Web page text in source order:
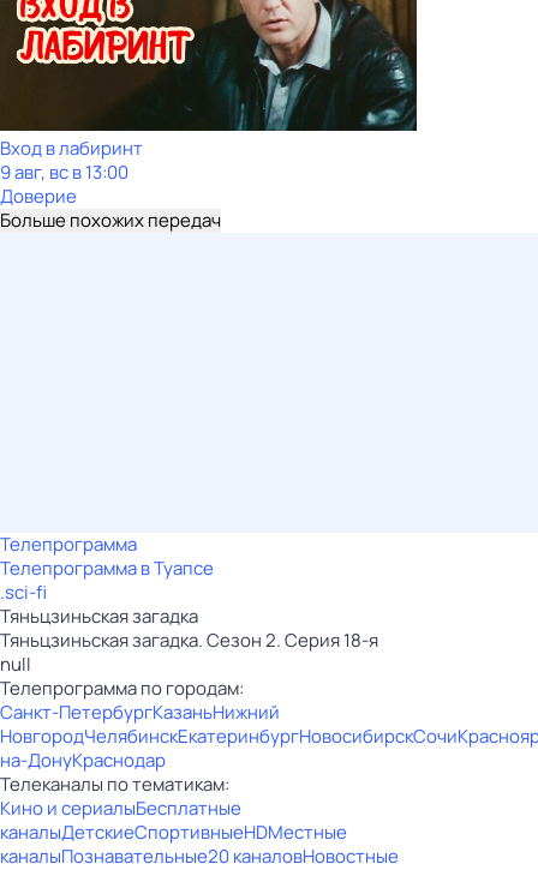
Вход в лабиринт
9 авг, вс в 13:00
Доверие
Больше похожих передач
Телепрограмма
Телепрограмма в Туапсе
.sci-fi
Тяньцзиньская загадка
Тяньцзиньская загадка. Сезон 2. Серия 18-я
null
Телепрограмма по городам:
Санкт-ПетербургКазаньНижний
НовгородЧелябинскЕкатеринбургНовосибирскСочи
на-ДонуКраснодар
Телеканалы по тематикам:
Кино и сериалыБесплатные
каналыДетскиеСпортивныеHDМестные
каналыПознавательные20 каналовНовостные